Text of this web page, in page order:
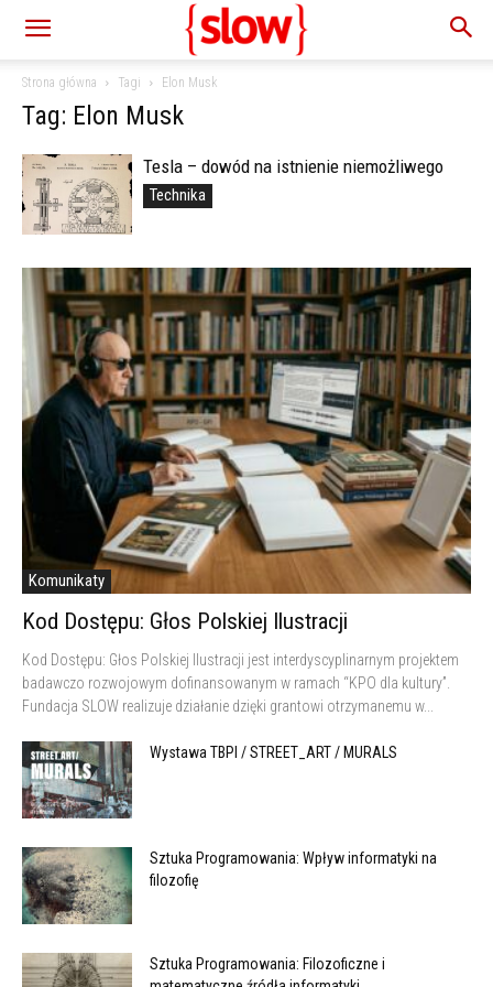
Strona główna Tagi Elon Musk
Tag: Elon Musk
Tesla – dowód na istnienie niemożliwego
Technika
Komunikaty
Kod Dostępu: Głos Polskiej Ilustracji
Kod Dostępu: Głos Polskiej Ilustracji jest interdyscyplinarnym projektem
badawczo rozwojowym dofinansowanym w ramach “KPO dla kultury”.
Fundacja SLOW realizuje działanie dzięki grantowi otrzymanemu w...
Wystawa TBPI / STREET_ART / MURALS
Sztuka Programowania: Wpływ informatyki na
filozofię
Sztuka Programowania: Filozoficzne i